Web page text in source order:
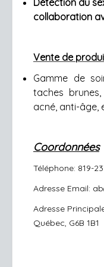
Détection du
collaboration
Vente de
Gamme de
taches
acné, anti-âge,
Coordonnées
Téléphone: 819-
Adresse Email:
Adresse
Québec, G6B 1B1